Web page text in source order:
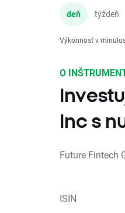
deň týždeň
Výkonnosť v
O
Inc s
Future Fintech
ISIN